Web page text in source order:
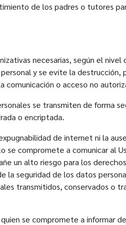
de los padres o tutores
necesarias, según el nivel
y se evite la destrucción,
o acceso no
se transmiten de forma
o encriptada.
de internet ni la
compromete a comunicar al
un alto riesgo para los
la seguridad de los datos
transmitidos, conservados o
se compromete a informar